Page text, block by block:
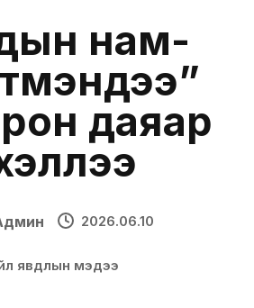
нам-
даяар
2026.06.10
явдлын мэдээ